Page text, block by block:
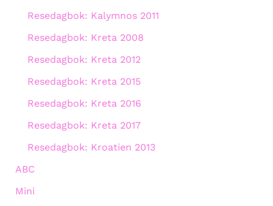
Resedagbok: Kalymnos 2011
Resedagbok: Kreta 2008
Resedagbok: Kreta 2012
Resedagbok: Kreta 2015
Resedagbok: Kreta 2016
Resedagbok: Kreta 2017
Resedagbok: Kroatien 2013
ABC
Mini